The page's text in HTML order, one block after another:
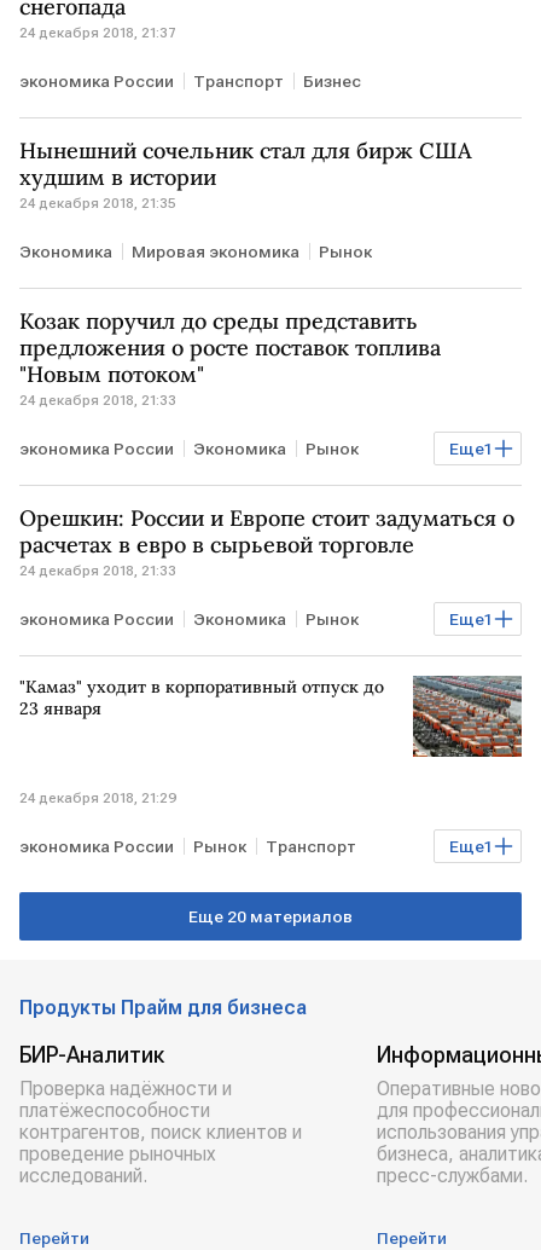
снегопада
24 декабря 2018, 21:37
экономика России Транспорт Бизнес
Нынешний сочельник стал для бирж США
худшим в истории
24 декабря 2018, 21:35
Экономика Мировая экономика Рынок
Козак поручил до среды представить
предложения о росте поставок топлива
"Новым потоком"
24 декабря 2018, 21:33
Еще1
экономика России Экономика Рынок
Энергетика
Орешкин: России и Европе стоит задуматься о
расчетах в евро в сырьевой торговле
24 декабря 2018, 21:33
Еще1
экономика России Экономика Рынок
Энергетика
"Камаз" уходит в корпоративный отпуск до
23 января
24 декабря 2018, 21:29
Еще1
экономика России Рынок Транспорт
Бизнес
Еще 20 материалов
Продукты Прайм для бизнеса
БИР-Аналитик
Проверка надёжности и
платёжеспособности
контрагентов, поиск клиентов и
проведение рыночных
исследований.
Перейти
Оперативные
для
использования
бизнеса,
пресс-службами.
Перейти